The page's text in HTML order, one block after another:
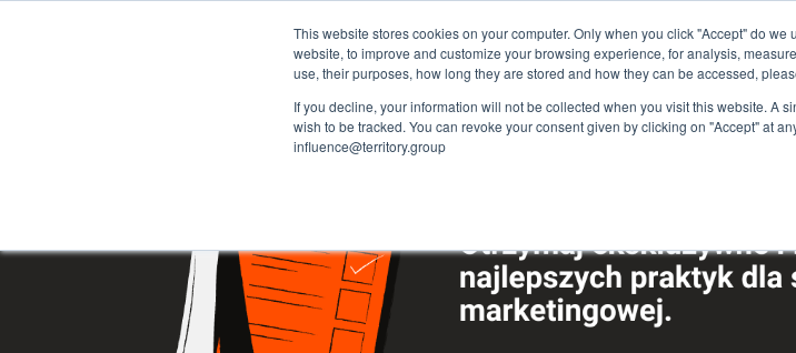
This website stores cookies on your computer. Only when you click "Accept" do
website, to improve and customize your browsing experience, for analysis,
use, their purposes, how long they are stored and how they can be accessed,
If you decline, your information will not be collected when you visit this website. A
wish to be tracked. You can revoke your consent given by clicking on "Accept" at
influence@territory.group